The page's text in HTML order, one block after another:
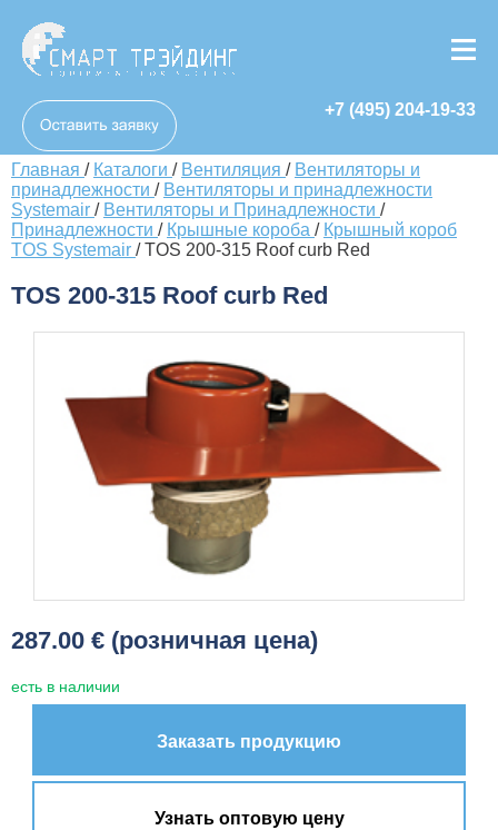
+7 (495) 204-19-33
Главная / Каталоги / Вентиляция / Вентиляторы и
принадлежности / Вентиляторы и принадлежности
Systemair / Вентиляторы и Принадлежности /
Принадлежности / Крышные короба / Крышный короб
TOS Systemair /TOS 200-315 Roof curb Red
TOS 200-315 Roof curb Red
287.00 € (розничная цена)
есть в наличии
Заказать продукцию
Узнать оптовую цену